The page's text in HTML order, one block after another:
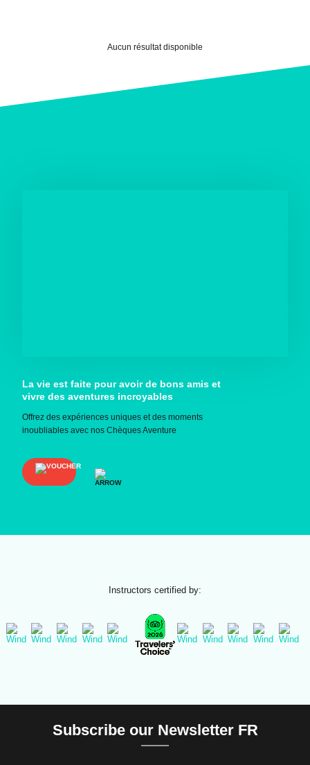
Aucun résultat disponible
La vie est faite pour avoir de bons amis et
vivre des aventures incroyables
Offrez des expériences uniques et des moments
inoubliables avec nos Chèques Aventure
Instructors certified by:
Subscribe our Newsletter FR